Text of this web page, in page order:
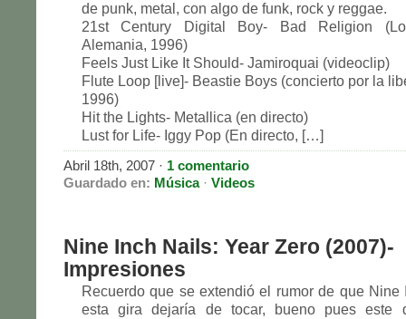
de punk, metal, con algo de funk, rock y reggae.
21st Century Digital Boy- Bad Religion
Alemania, 1996)
Feels Just Like It Should- Jamiroquai (videoclip)
Flute Loop [live]- Beastie Boys (concierto por la
1996)
Hit the Lights- Metallica (en directo)
Lust for Life- Iggy Pop (En directo, […]
Abril 18th, 2007 · 1 comentario
Guardado en: Música· Videos
Nine Inch Nails: Year Zero (2007)-
Impresiones
Recuerdo que se extendió el rumor de que Nine
esta gira dejaría de tocar, bueno pues este